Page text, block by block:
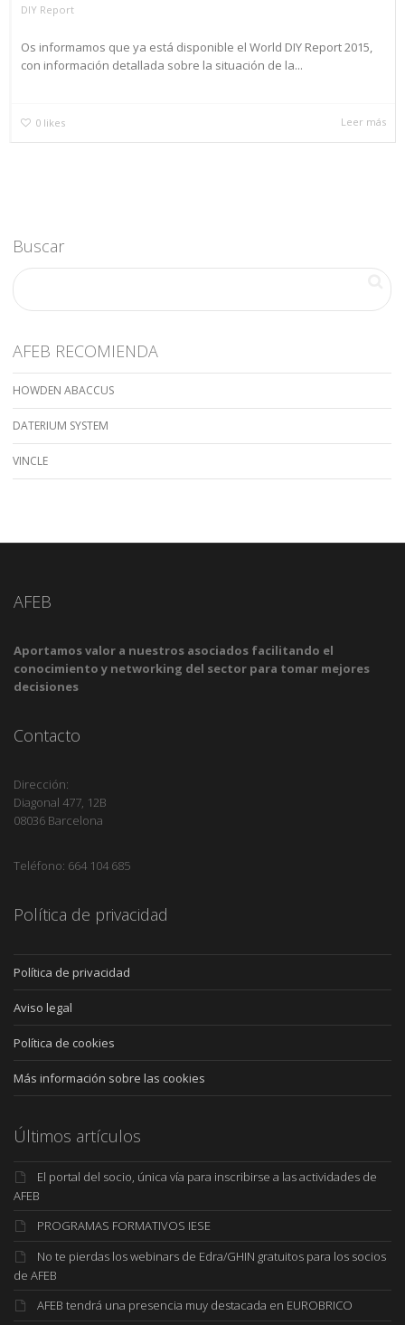
DIY Report
Os informamos que ya está disponible el World DIY Report 2015,
con información detallada sobre la situación de la...
0 likes Leer más
Buscar
AFEB RECOMIENDA
HOWDEN ABACCUS
DATERIUM SYSTEM
VINCLE
AFEB
Aportamos valor a nuestros asociados facilitando el
conocimiento y networking del sector para tomar mejores
decisiones
Contacto
Dirección:
Diagonal 477, 12B
08036 Barcelona
Teléfono: 664 104 685
Política de privacidad
Política de privacidad
Aviso legal
Política de cookies
Más información sobre las cookies
Últimos artículos
El portal del socio, única vía para inscribirse a las actividades de
AFEB
PROGRAMAS FORMATIVOS IESE
No te pierdas los webinars de Edra/GHIN gratuitos para los socios
de AFEB
AFEB tendrá una presencia muy destacada en EUROBRICO